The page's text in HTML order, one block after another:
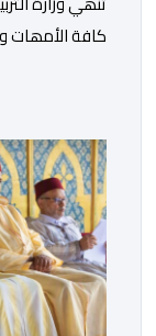
كافة الأمھات
وأوضحت